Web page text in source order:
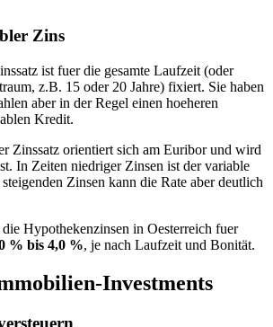
Zins
ist fuer die gesamte Laufzeit (oder
z.B. 15 oder 20 Jahre) fixiert. Sie haben
aber in der Regel einen hoeheren
Kredit.
Zinssatz orientiert sich am Euribor und wird
In Zeiten niedriger Zinsen ist der variable
Zinsen kann die Rate aber deutlich
Hypothekenzinsen in Oesterreich fuer
% bis 4,0 %, je nach Laufzeit und Bonität.
Investments